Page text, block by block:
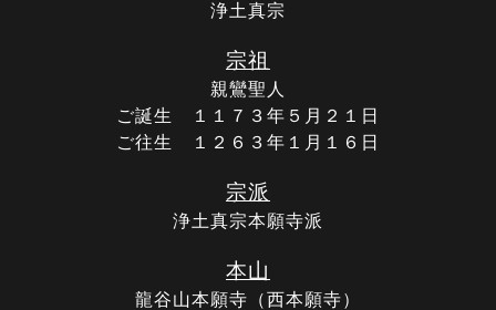
浄土真宗
宗祖
親鸞聖人
ご誕生 １１７３年５月２１日
ご往生 １２６３年１月１６日
宗派
浄土真宗本願寺派
本山
龍谷山本願寺（西本願寺）